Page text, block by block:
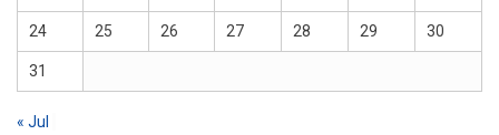
24 25 26 27 28 29 30
31
« Jul